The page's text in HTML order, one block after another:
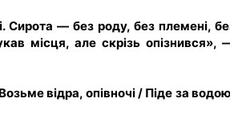
Сирота — без роду, без племені,
місця, але скрізь опізнився»,
відра, опівночі / Піде за